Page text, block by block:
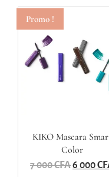
Promo !
KIKO Mascara
Color
7 000CFA6 000